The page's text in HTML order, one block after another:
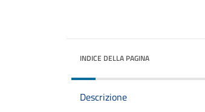
INDICE DELLA PAGINA
Descrizione